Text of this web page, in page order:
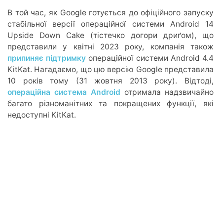
В той час, як Google готується до офіційного запуску
стабільної версії операційної системи Android 14
Upside Down Cake (тістечко догори дриґом), що
представили у квітні 2023 року, компанія також
припиняє підтримку операційної системи Android 4.4
KitKat. Нагадаємо, що цю версію Google представила
10 років тому (31 жовтня 2013 року). Відтоді,
операційна система Android отримала надзвичайно
багато різноманітних та покращених функції, які
недоступні KitKat.